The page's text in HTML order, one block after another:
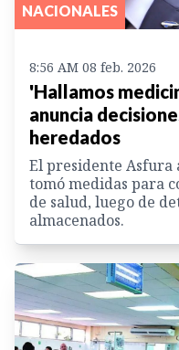
NACIONALES
8:56 AM 08 feb. 2026
'Hallamos
anuncia
heredados
El presidente Asfura
tomó medidas para
de salud, luego de
almacenados.